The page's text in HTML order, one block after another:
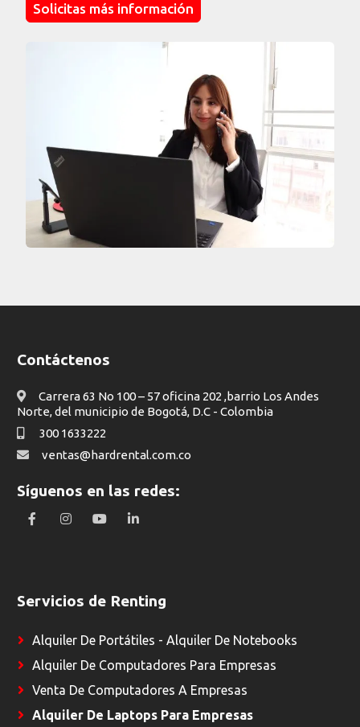
¿Cuánto vale un PC en pesos colombianos?
Preguntas frecuentes sobre el alquiler de
¿Por qué alquilar portátiles Dell con Hard
¿Qué precios tiene el alquiler de portátiles en
Bogotá?
Solicitas más información
Contáctenos
Carrera 63 No 100 – 57 oficina 202 ,barrio Los Andes
Norte, del municipio de Bogotá, D.C - Colombia
300 1633222
ventas@hardrental.com.co
Síguenos en las redes:
Servicios de Renting
Alquiler De Portátiles - Alquiler De Notebooks
Alquiler De Computadores Para Empresas
Venta De Computadores A Empresas
Alquiler De Laptops Para Empresas